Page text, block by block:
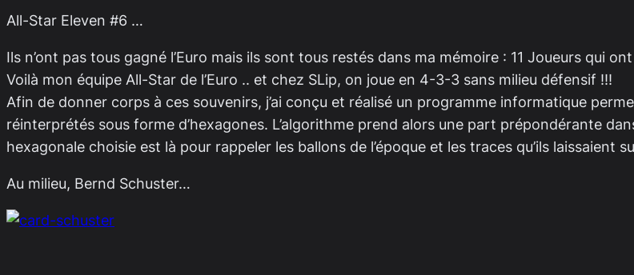
All-Star Eleven #6 …
Ils n’ont pas tous gagné l’Euro mais ils sont tous restés dans ma mémoire : 11 Joueurs qui
Voilà mon équipe All-Star de l’Euro .. et chez SLip, on joue en 4-3-3 sans milieu défensif !!!
Afin de donner corps à ces souvenirs, j’ai conçu et réalisé un programme informatique
réinterprétés sous forme d’hexagones. L’algorithme prend alors une part prépondérante
hexagonale choisie est là pour rappeler les ballons de l’époque et les traces qu’ils
Au milieu, Bernd Schuster…